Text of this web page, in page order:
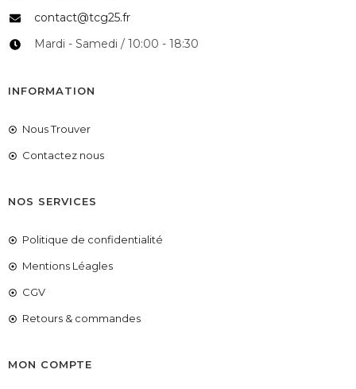
contact@tcg25.fr
Mardi - Samedi / 10:00 - 18:30
INFORMATION
Nous Trouver
Contactez nous
NOS SERVICES
Politique de confidentialité
Mentions Léagles
CGV
Retours & commandes
MON COMPTE